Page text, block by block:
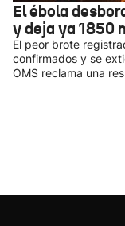
El ébola
y deja ya 1850
El peor brote
confirmados y se
OMS reclama una